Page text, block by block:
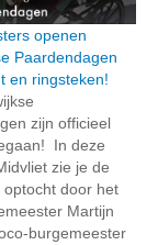
openen
Paardendagen
en ringsteken!
zijn officieel
In deze
zie je de
optocht door het
Martijn
burgemeester